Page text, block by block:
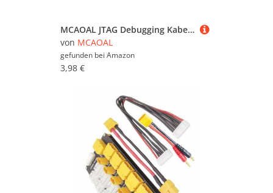
MCAOAL JTAG Debugging Kabel 20-poliges Graues Flachband Datenkabel Mit Anschlüssen Für Die AVR Mikrocontroller Programmierung
von MCAOAL
gefunden bei Amazon
3,98 €